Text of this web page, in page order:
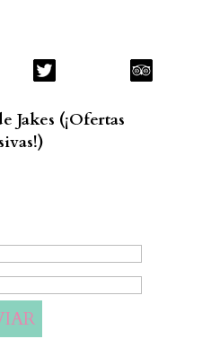
Jakes (¡Ofertas